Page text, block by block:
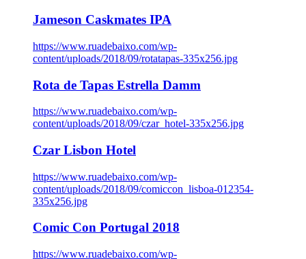
Jameson Caskmates IPA
https://www.ruadebaixo.com/wp-
content/uploads/2018/09/rotatapas-335x256.jpg
Rota de Tapas Estrella Damm
https://www.ruadebaixo.com/wp-
content/uploads/2018/09/czar_hotel-335x256.jpg
Czar Lisbon Hotel
https://www.ruadebaixo.com/wp-
content/uploads/2018/09/comiccon_lisboa-012354-
335x256.jpg
Comic Con Portugal 2018
https://www.ruadebaixo.com/wp-